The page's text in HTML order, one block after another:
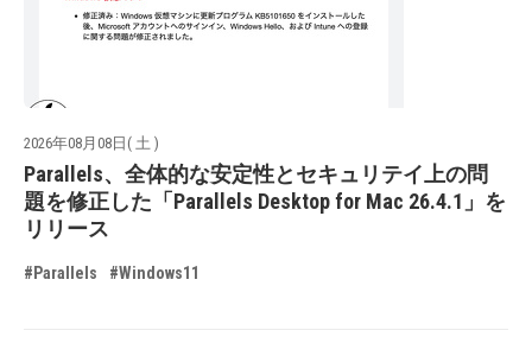
2026年08月08日( 土 )
Parallels、全体的な安定性とセキュリテイ上の問
題を修正した「Parallels Desktop for Mac 26.4.1」を
リリース
#Parallels #Windows11